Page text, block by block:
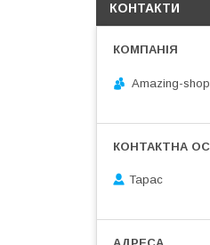
КОНТАКТИ
Amazing-shop
Тарас